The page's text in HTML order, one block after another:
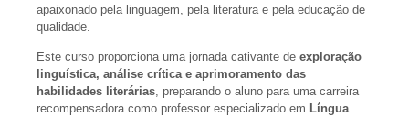
apaixonado pela linguagem, pela literatura e pela educação de
qualidade.
Este curso proporciona uma jornada cativante de exploração
linguística, análise crítica e aprimoramento das
habilidades literárias, preparando o aluno para uma carreira
recompensadora como professor especializado em Língua